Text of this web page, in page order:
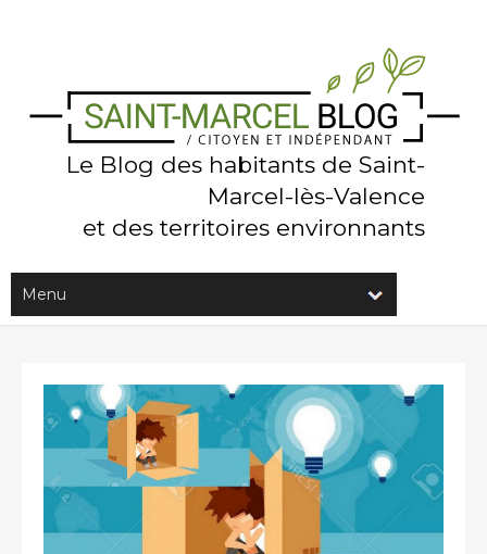
Le Blog des habitants de Saint-
Marcel-lès-Valence
et des territoires environnants